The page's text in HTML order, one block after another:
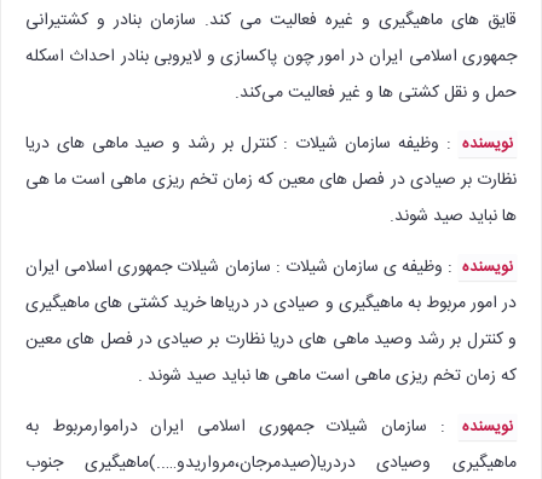
قایق های ماهیگیری و غیره فعالیت می کند. سازمان بنادر و کشتیرانی
جمهوری اسلامی ایران در امور چون پاکسازی و لایروبی بنادر احداث اسکله
حمل و نقل کشتی ها و غیر فعالیت می‌کند.
نویسنده : وظیفه سازمان شیلات : کنترل بر رشد و صید ماهی های دریا
نظارت بر صیادی در فصل های معین که زمان تخم ریزی ماهی است ما هی
ها نباید صید شوند.
نویسنده : وظیفه ی سازمان شیلات : سازمان شیلات جمهوری اسلامی ایران
در امور مربوط به ماهیگیری و صیادی در دریاها خرید کشتی های ماهیگیری
و کنترل بر رشد وصيد ماهی های دریا نظارت بر صیادی در فصل های معین
که زمان تخم ریزی ماهی است ماهی ها نباید صید شوند .
نویسنده
: سازمان شیلات جمهوری اسلامی ایران دراموارمربوط به
ماهیگیری وصیادی دردریا(صیدمرجان،مرواریدو…..)ماهیگیری جنوب